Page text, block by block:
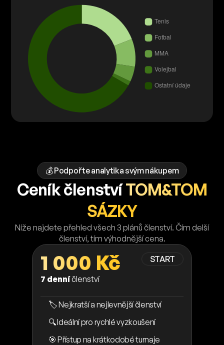
💰 Podpořte analytika svým nákupem
Ceník členstvíTOM&TOM
SÁZKY
Níže najdete přehled všech 3 plánů členství. Čím delší
členství, tím výhodnější cena.
START
1 000 Kč
7 denníčlenství
🏷️ Nejkratší a nejlevnější členství
🔍 Ideální pro rychlé vyzkoušení
🎯 Přístup na krátkodobé turnaje